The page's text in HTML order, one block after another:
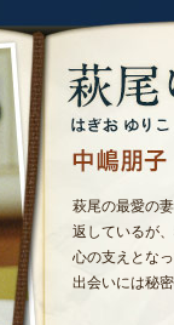
萩尾の最愛の
返しているが
心の支えとな
出会いには秘